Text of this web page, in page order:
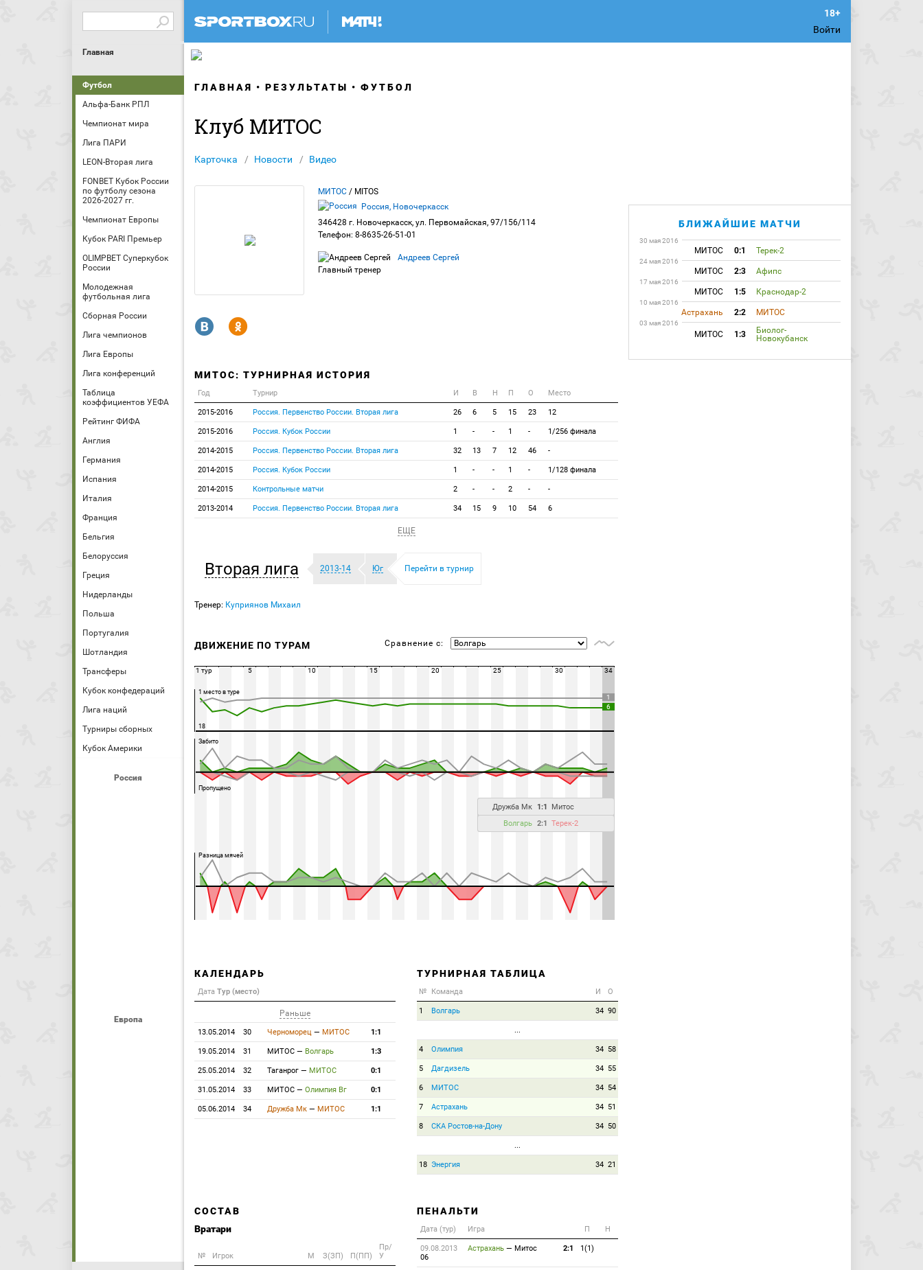
Войти
Главная
Футбол
Альфа-Банк РПЛ
Чемпионат мира
Лига ПАРИ
LEON-Вторая лига
FONBET Кубок России
по футболу сезона
2026-2027 гг.
Чемпионат Европы
Кубок PARI Премьер
OLIMPBET Суперкубок
России
Молодежная
футбольная лига
Сборная России
Лига чемпионов
Лига Европы
Лига конференций
Таблица
коэффициентов УЕФА
Рейтинг ФИФА
Англия
Германия
Испания
Италия
Франция
Бельгия
Белоруссия
Греция
Нидерланды
Польша
Португалия
Шотландия
Трансферы
Кубок конфедераций
Лига наций
Турниры сборных
Кубок Америки
Россия
Европа
ГЛАВНАЯ РЕЗУЛЬТАТЫ ФУТБОЛ
Клуб МИТОС
Карточка Новости Видео
МИТОС / MITOS
Россия, Новочеркасск
346428 г. Новочеркасск, ул. Первомайская, 97/156/114
Телефон: 8-8635-26-51-01
Андреев Сергей
Главный тренер
R Y
МИТОС: ТУРНИРНАЯ ИСТОРИЯ
Год Турнир И В Н П О Место
2015-2016 Россия. Первенство России. Вторая лига 26 6 5 15 23 12
2015-2016 Россия. Кубок России 1 - - 1 - 1/256 финала
2014-2015 Россия. Первенство России. Вторая лига 32 13 7 12 46 -
2014-2015 Россия. Кубок России 1 - - 1 - 1/128 финала
2014-2015 Контрольные матчи 2 - - 2 - -
2013-2014 Россия. Первенство России. Вторая лига 34 15 9 10 54 6
ЕЩЕ
Вторая лига 2013-14 Юг Перейти в турнир
Тренер: Куприянов Михаил
ДВИЖЕНИЕ ПО ТУРАМ Сравнение с:
1
6
1 место в туре
18
Забито
Пропущено
Дружба Мк 1:1
Митос
Волгарь 2:1 Терек-2
Разница мячей
1 тур 5 10 15 20 25 30 34
КАЛЕНДАРЬ
Дата Тур (место)
Раньше
13.05.2014 30 Черноморец — МИТОС 1:1
19.05.2014 31 МИТОС — Волгарь 1:3
25.05.2014 32 Таганрог — МИТОС 0:1
31.05.2014 33 МИТОС — Олимпия Вг 0:1
05.06.2014 34 Дружба Мк — МИТОС 1:1
ТУРНИРНАЯ ТАБЛИЦА
№ Команда И О
1 Волгарь 34 90
...
4 Олимпия 34 58
5 Дагдизель 34 55
6 МИТОС 34 54
7 Астрахань 34 51
8 СКА Ростов-на-Дону 34 50
...
18 Энергия 34 21
СОСТАВ
Вратари
№ Игрок M З(ЗП) П(ПП)
Пр/
У
ПЕНАЛЬТИ
Дата (тур) Игра П Н
09.08.2013
06
Астрахань — Митос 2:1 1(1)
БЛИЖАЙШИЕ МАТЧИ
30 мая 2016
МИТОС 0:1 Терек-2
24 мая 2016
МИТОС 2:3 Афипс
17 мая 2016
МИТОС 1:5 Краснодар-2
10 мая 2016
Астрахань 2:2 МИТОС
03 мая 2016
МИТОС 1:3
Биолог-
Новокубанск